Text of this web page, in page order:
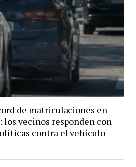
de matriculaciones en
los vecinos responden con
contra el vehículo